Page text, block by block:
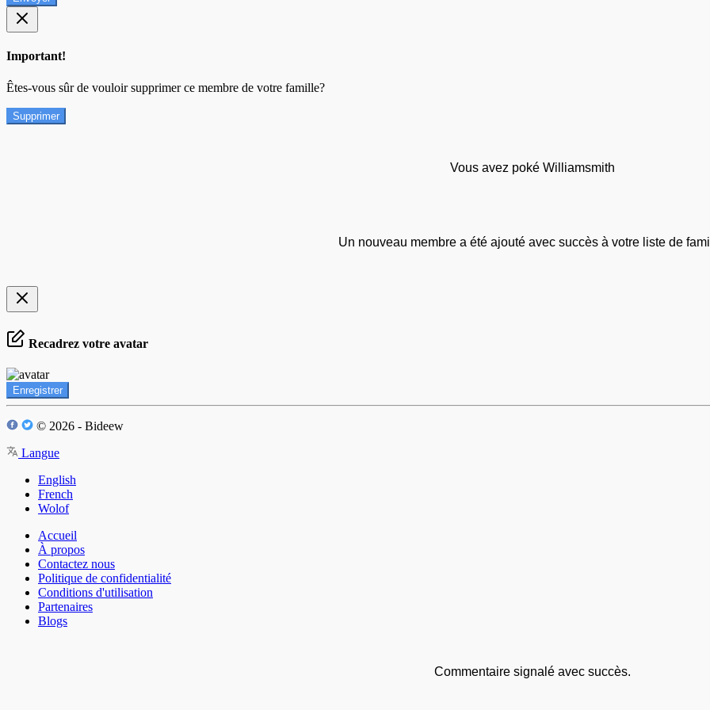
Important!
Êtes-vous sûr de vouloir supprimer ce membre de votre famille?
Supprimer
Vous avez poké Williamsmith
Un nouveau membre a été ajouté avec succès à votre liste de
Recadrez votre avatar
Enregistrer
© 2026 - Bideew
Langue
English
French
Wolof
Accueil
À propos
Contactez nous
Politique de confidentialité
Conditions d'utilisation
Partenaires
Blogs
Commentaire signalé avec succès.